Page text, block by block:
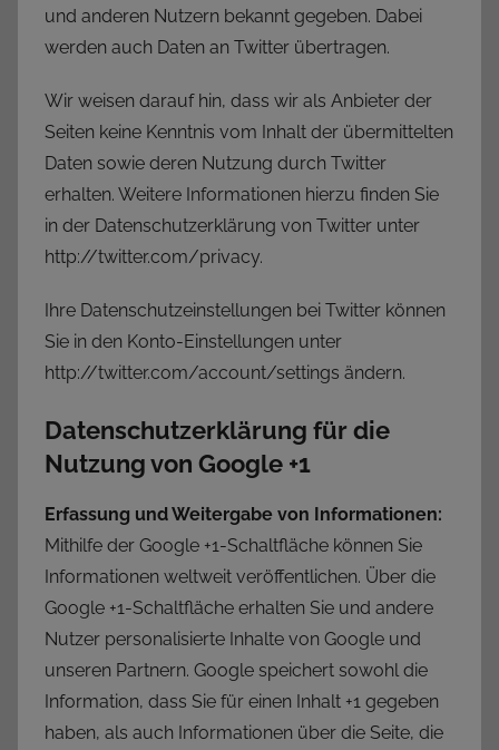
und anderen Nutzern bekannt gegeben. Dabei
werden auch Daten an Twitter übertragen.
Wir weisen darauf hin, dass wir als Anbieter der
Seiten keine Kenntnis vom Inhalt der übermittelten
Daten sowie deren Nutzung durch Twitter
erhalten. Weitere Informationen hierzu finden Sie
in der Datenschutzerklärung von Twitter unter
http://twitter.com/privacy.
Ihre Datenschutzeinstellungen bei Twitter können
Sie in den Konto-Einstellungen unter
http://twitter.com/account/settings ändern.
Datenschutzerklärung für die
Nutzung von Google +1
Erfassung und Weitergabe von Informationen:
Mithilfe der Google +1-Schaltfläche können Sie
Informationen weltweit veröffentlichen. Über die
Google +1-Schaltfläche erhalten Sie und andere
Nutzer personalisierte Inhalte von Google und
unseren Partnern. Google speichert sowohl die
Information, dass Sie für einen Inhalt +1 gegeben
haben, als auch Informationen über die Seite, die